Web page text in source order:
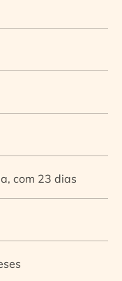
com 23 dias